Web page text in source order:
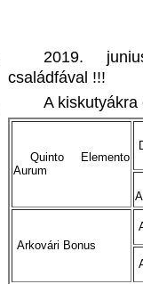
2019.
családfával !!!
A
Quinto Elemento
Aurum
Arkovári Bonus